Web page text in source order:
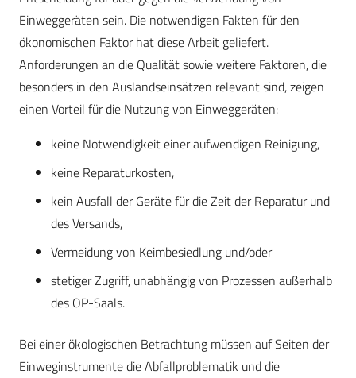
Einweggeräten sein. Die notwendigen Fakten für den
ökonomischen Faktor hat diese Arbeit geliefert.
Anforderungen an die Qualität sowie weitere Faktoren, die
besonders in den Auslandseinsätzen relevant sind, zeigen
einen Vorteil für die Nutzung von Einweggeräten:
keine Notwendigkeit einer aufwendigen Reinigung,
keine Reparaturkosten,
kein Ausfall der Geräte für die Zeit der Reparatur und
des Versands,
Vermeidung von Keimbesiedlung und/oder
stetiger Zugriff, unabhängig von Prozessen außerhalb
des OP-Saals.
Bei einer ökologischen Betrachtung müssen auf Seiten der
Einweginstrumente die Abfallproblematik und die